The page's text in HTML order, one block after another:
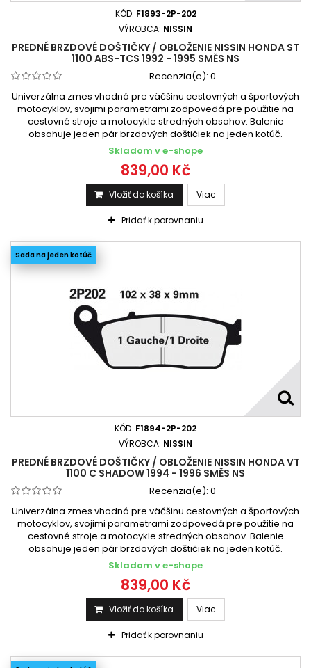
KÓD: F1893-2P-202
VÝROBCA: NISSIN
PREDNÉ BRZDOVÉ DOŠTIČKY / OBLOŽENIE NISSIN HONDA ST
1100 ABS-TCS 1992 - 1995 SMĚS NS
Recenzia(e): 0
Univerzálna zmes vhodná pre väčšinu cestovných a športových
motocyklov, svojimi parametrami zodpovedá pre použitie na
cestovné stroje a motocykle stredných obsahov. Balenie
obsahuje jeden pár brzdových doštičiek na jeden kotúč.
Skladom v e-shope
839,00 Kč
Vložiť do košíka Viac
Pridať k porovnaniu
Sada na jeden kotúč
KÓD: F1894-2P-202
VÝROBCA: NISSIN
PREDNÉ BRZDOVÉ DOŠTIČKY / OBLOŽENIE NISSIN HONDA VT
1100 C SHADOW 1994 - 1996 SMĚS NS
Recenzia(e): 0
Univerzálna zmes vhodná pre väčšinu cestovných a športových
motocyklov, svojimi parametrami zodpovedá pre použitie na
cestovné stroje a motocykle stredných obsahov. Balenie
obsahuje jeden pár brzdových doštičiek na jeden kotúč.
Skladom v e-shope
839,00 Kč
Vložiť do košíka Viac
Pridať k porovnaniu